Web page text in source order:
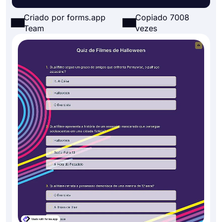
Criado por forms.app
Team
Copiado 7008
vezes